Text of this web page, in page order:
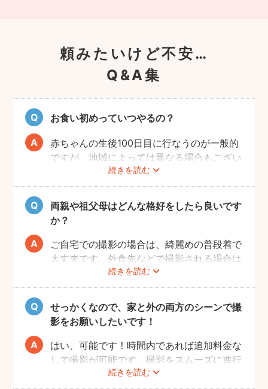
頼みたいけど不安…
Q&A集
お食い初めっていつやるの？
続きを読む
赤ちゃんの生後100日目に行なうのが一般的
ですが、地域によっては異なる場合もござい
ます。あくまでも目安になりますので、その
前後でご家族のご都合の良い日を選び、お祝
いするのがおすすめです。
両親や祖父母はどんな格好をしたら良いです
か？
続きを読む
ご自宅での撮影の場合は、綺麗めの普段着で
大丈夫です。外食先などで撮影される場合は
正装が良いでしょう。正装の場合、赤ちゃん
が和装であればご家族も和装と格を揃えるこ
とが必要になりますので、事前に家族全員の
服装を決めておくことがおすすめです。
せっかくなので、家と外の両方のシーンで撮
影をお願いしたいです！
続きを読む
はい、可能です！時間内であれば追加料金な
しで撮影が可能です。撮影をスムーズに進行
させるために、事前にその旨をフォトグラフ